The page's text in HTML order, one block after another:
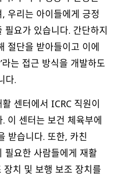
우리는 아이들에게 긍정
필요가 있습니다. 간단하지
절단을 받아들이고 이에
라는 접근 방식을 개발하도
다.
센터에서 ICRC 직원이
이 센터는 보건 체육부에
받습니다. 또한, 카친
요한 사람들에게 재활
치 및 보행 보조 장치를